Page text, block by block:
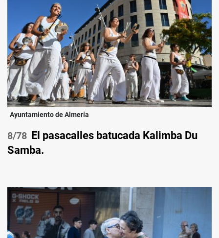
Ayuntamiento de Almería
/78 El pasacalles batucada Kalimba Du
Samba.